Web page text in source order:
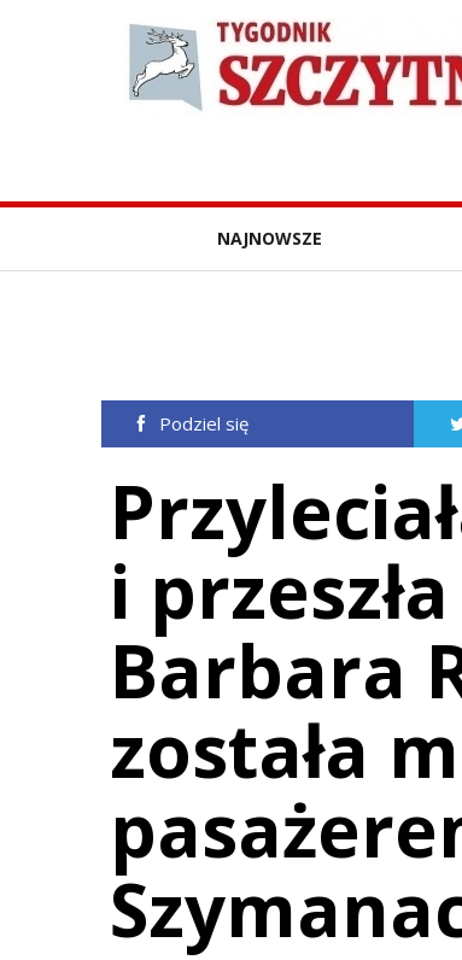
NAJNOWSZE
Podziel się
i
Barbara
została